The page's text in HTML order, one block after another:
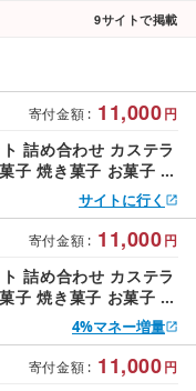
美町
9サイトで掲載
寄付金額 : 11,000円
詰め合わせ カステラ
子 焼き菓子 お菓子 菓
テラ ギフト 贈り物 プ
サイトに行く
寄付金額 : 11,000円
詰め合わせ カステラ
子 焼き菓子 お菓子 菓
テラ ギフト 贈り物 プ
4%マネー増量
寄付金額 : 11,000円